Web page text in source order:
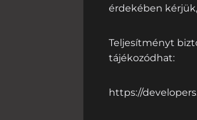
érdekében
Teljesítményt
tájékozódhat:
https://